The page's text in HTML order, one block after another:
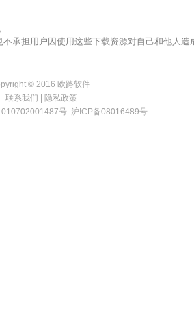
承担用户因使用这些下载资源对自己和他人造
© 2016 欧路软件
联系我们
隐私政策
号 沪ICP备08016489号